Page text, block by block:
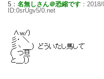
5： 名無しさん＠恐縮です ：
ID:0srUgv5/0.net